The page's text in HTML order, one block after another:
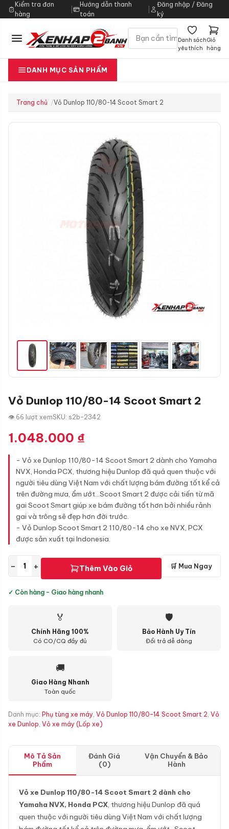
Kiểm tra đơn
hàng
|
Hướng dẫn thanh
toán
Đăng nhập / Đăng
ký
Danh sách
yêu thích
Giỏ
hàng
DANH MỤC SẢN PHẨM
Trang chủ Vỏ Dunlop 110/80-14 Scoot Smart 2
Vỏ Dunlop 110/80-14 Scoot Smart 2
👁 66 lượt xemSKU: s2b-2342
1.048.000 ₫
- Vỏ xe Dunlop 110/80-14 Scoot Smart 2 dành cho Yamaha
NVX, Honda PCX, thương hiệu Dunlop đã quá quen thuộc với
người tiêu dùng Việt Nam với chất lượng bám đường tốt kể cả
trên đường mưa, ẩm ướt...Scoot Smart 2 được cải tiến từ mã
gai Scoot Smart giúp xe bám đường tốt hơn bởi nhiều rảnh
gai và trông sẽ đẹp hơn đời trước.
- Vỏ Dunlop Scoot Smart 2 110/80-14 cho xe NVX, PCX
được sản xuất tại Indonesia.
− + Thêm Vào Giỏ 🛒 Mua Ngay
✓ Còn hàng - Giao hàng nhanh
🏅
Chính Hãng 100%
Có CO/CQ đầy đủ
🛡
Bảo Hành Uy Tín
Đổi trả dễ dàng
🚚
Giao Hàng Nhanh
Toàn quốc
Danh mục: Phụ tùng xe máy, Vỏ Dunlop 110/80-14 Scoot Smart 2, Vỏ
xe Dunlop, Vỏ xe máy (Lốp xe)
Mô Tả Sản
Phẩm
Đánh Giá
(0)
Vận Chuyển & Bảo
Hành
Vỏ xe Dunlop 110/80-14 Scoot Smart 2 dành cho
Yamaha NVX, Honda PCX, thương hiệu Dunlop đã quá
quen thuộc với người tiêu dùng Việt Nam với chất lượng